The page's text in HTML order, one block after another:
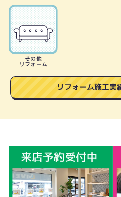
その他
リフォーム
リフォーム施工実